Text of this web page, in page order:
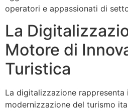
operatori e appassionati di
La
Motore di
Turistica
La digitalizzazione
modernizzazione del turismo